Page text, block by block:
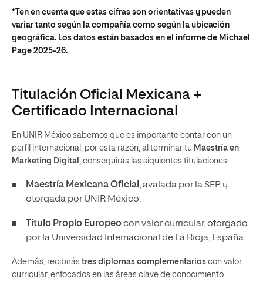
*Ten en cuenta que estas cifras son orientativas y pueden
variar tanto según la compañía como según la ubicación
geográfica. Los datos están basados en el informe de Michael
Page 2025-26.
Titulación Oficial Mexicana +
Certificado Internacional
En UNIR México sabemos que es importante contar con un
perfil internacional, por esta razón, al terminar tu Maestría en
Marketing Digital , conseguirás las siguientes titulaciones:
Maestría Mexicana Oficial, avalada por la SEP y
otorgada por UNIR México.
Título Propio Europeocon valor curricular, otorgado
por la Universidad Internacional de La Rioja, España.
Además, recibirás tres diplomas complementarios con valor
curricular, enfocados en las áreas clave de conocimiento.